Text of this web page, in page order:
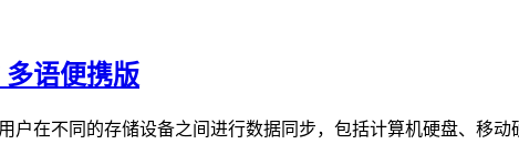
多语便携版
户在不同的存储设备之间进行数据同步，包括计算机硬盘、移